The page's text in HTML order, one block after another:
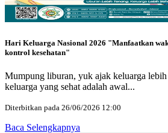
Hari Keluarga Nasional 2026 "Manfaatkan
kontrol kesehatan"
Mumpung liburan, yuk ajak keluarga
keluarga yang sehat adalah awal...
Diterbitkan pada 26/06/2026 12:00
Baca Selengkapnya